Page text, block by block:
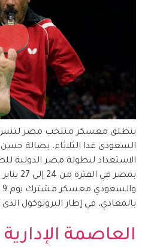
ينطلق معسكر منتخب مصر لتنس
السعودى غدا الثلاثاء، بصالة
الاستعداد لبطولة مصر الدولية
بمصر في
بالمعادي، في إطار البروتوكول
العاصمة